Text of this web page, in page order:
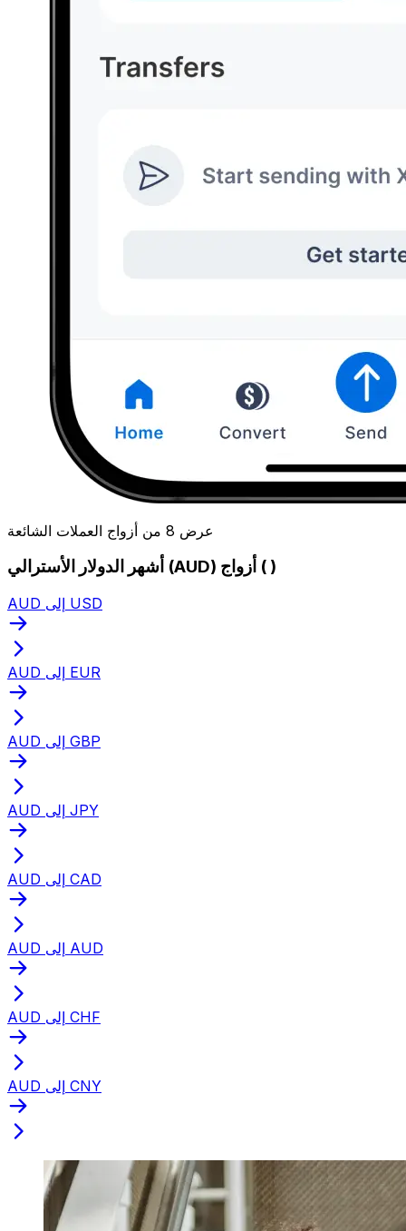
عرض 8 من أزواج العملات الشائعة
أشهر الدولار الأسترالي (AUD) أزواج ( )
AUD إلى USD
AUD إلى EUR
AUD إلى GBP
AUD إلى JPY
AUD إلى CAD
AUD إلى AUD
AUD إلى CHF
AUD إلى CNY